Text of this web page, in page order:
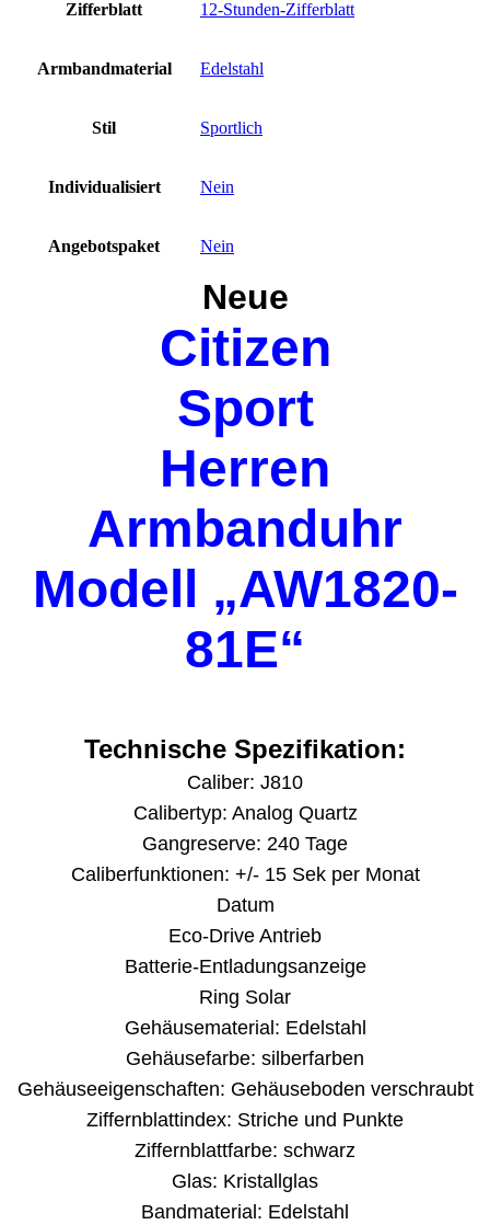
Zifferblatt 12-Stunden-Zifferblatt
Armbandmaterial Edelstahl
Stil Sportlich
Individualisiert Nein
Angebotspaket Nein
Neue
Citizen
Sport
Herren
Armbanduhr
Modell „AW1820-
81E“
Technische Spezifikation:
Caliber: J810
Calibertyp: Analog Quartz
Gangreserve: 240 Tage
Caliberfunktionen: +/- 15 Sek per Monat
Datum
Eco-Drive Antrieb
Batterie-Entladungsanzeige
Ring Solar
Gehäusematerial: Edelstahl
Gehäusefarbe: silberfarben
Gehäuseeigenschaften: Gehäuseboden verschraubt
Ziffernblattindex: Striche und Punkte
Ziffernblattfarbe: schwarz
Glas: Kristallglas
Bandmaterial: Edelstahl